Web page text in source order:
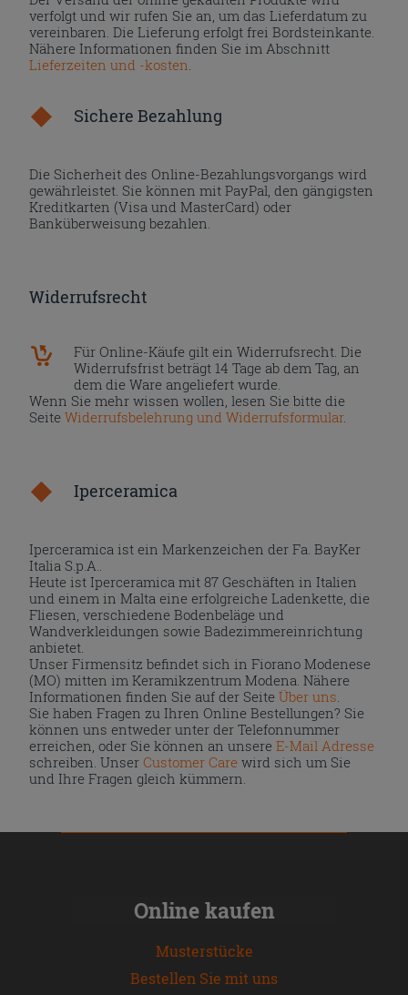
verfolgt und wir rufen Sie an, um das Lieferdatum zu
vereinbaren. Die Lieferung erfolgt frei Bordsteinkante.
Nähere Informationen finden Sie im Abschnitt
Lieferzeiten und -kosten.
Sichere Bezahlung
Die Sicherheit des Online-Bezahlungsvorgangs wird
gewährleistet. Sie können mit PayPal, den gängigsten
Kreditkarten (Visa und MasterCard) oder
Banküberweisung bezahlen.
Widerrufsrecht
Für Online-Käufe gilt ein Widerrufsrecht. Die
Widerrufsfrist beträgt 14 Tage ab dem Tag, an
dem die Ware angeliefert wurde.
Wenn Sie mehr wissen wollen, lesen Sie bitte die
SeiteWiderrufsbelehrung und Widerrufsformular.
Iperceramica
Iperceramica ist ein Markenzeichen der Fa. BayKer
Italia S.p.A..
Heute ist Iperceramica mit 87 Geschäften in Italien
und einem in Malta eine erfolgreiche Ladenkette, die
Fliesen, verschiedene Bodenbeläge und
Wandverkleidungen sowie Badezimmereinrichtung
anbietet.
Unser Firmensitz befindet sich in Fiorano Modenese
(MO) mitten im Keramikzentrum Modena. Nähere
Informationen finden Sie auf der Seite Über uns.
Sie haben Fragen zu Ihren Online Bestellungen? Sie
können uns entweder unter der Telefonnummer
erreichen, oder Sie können an unsereE-Mail Adresse
schreiben. UnserCustomer Care wird sich um Sie
und Ihre Fragen gleich kümmern.
Online kaufen
Musterstücke
Bestellen Sie mit uns